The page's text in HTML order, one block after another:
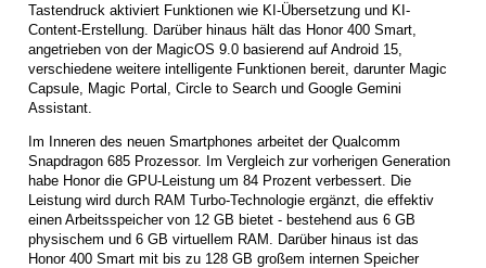
Tastendruck aktiviert Funktionen wie KI-Übersetzung und KI-
Content-Erstellung. Darüber hinaus hält das Honor 400 Smart,
angetrieben von der MagicOS 9.0 basierend auf Android 15,
verschiedene weitere intelligente Funktionen bereit, darunter Magic
Capsule, Magic Portal, Circle to Search und Google Gemini
Assistant.
Im Inneren des neuen Smartphones arbeitet der Qualcomm
Snapdragon 685 Prozessor. Im Vergleich zur vorherigen Generation
habe Honor die GPU-Leistung um 84 Prozent verbessert. Die
Leistung wird durch RAM Turbo-Technologie ergänzt, die effektiv
einen Arbeitsspeicher von 12 GB bietet - bestehend aus 6 GB
physischem und 6 GB virtuellem RAM. Darüber hinaus ist das
Honor 400 Smart mit bis zu 128 GB großem internen Speicher